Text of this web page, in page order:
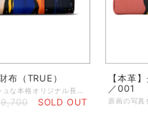
布（TRUE）
SOLD OUT
【本革
／001